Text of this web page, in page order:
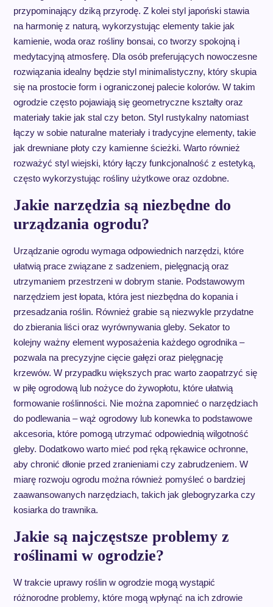
przypominający dziką przyrodę. Z kolei styl japoński stawia
na harmonię z naturą, wykorzystując elementy takie jak
kamienie, woda oraz rośliny bonsai, co tworzy spokojną i
medytacyjną atmosferę. Dla osób preferujących nowoczesne
rozwiązania idealny będzie styl minimalistyczny, który skupia
się na prostocie form i ograniczonej palecie kolorów. W takim
ogrodzie często pojawiają się geometryczne kształty oraz
materiały takie jak stal czy beton. Styl rustykalny natomiast
łączy w sobie naturalne materiały i tradycyjne elementy, takie
jak drewniane płoty czy kamienne ścieżki. Warto również
rozważyć styl wiejski, który łączy funkcjonalność z estetyką,
często wykorzystując rośliny użytkowe oraz ozdobne.
Jakie narzędzia są niezbędne do
urządzania ogrodu?
Urządzanie ogrodu wymaga odpowiednich narzędzi, które
ułatwią prace związane z sadzeniem, pielęgnacją oraz
utrzymaniem przestrzeni w dobrym stanie. Podstawowym
narzędziem jest łopata, która jest niezbędna do kopania i
przesadzania roślin. Również grabie są niezwykle przydatne
do zbierania liści oraz wyrównywania gleby. Sekator to
kolejny ważny element wyposażenia każdego ogrodnika –
pozwala na precyzyjne cięcie gałęzi oraz pielęgnację
krzewów. W przypadku większych prac warto zaopatrzyć się
w piłę ogrodową lub nożyce do żywopłotu, które ułatwią
formowanie roślinności. Nie można zapomnieć o narzędziach
do podlewania – wąż ogrodowy lub konewka to podstawowe
akcesoria, które pomogą utrzymać odpowiednią wilgotność
gleby. Dodatkowo warto mieć pod ręką rękawice ochronne,
aby chronić dłonie przed zranieniami czy zabrudzeniem. W
miarę rozwoju ogrodu można również pomyśleć o bardziej
zaawansowanych narzędziach, takich jak glebogryzarka czy
kosiarka do trawnika.
Jakie są najczęstsze problemy z
roślinami w ogrodzie?
W trakcie uprawy roślin w ogrodzie mogą wystąpić
różnorodne problemy, które mogą wpłynąć na ich zdrowie